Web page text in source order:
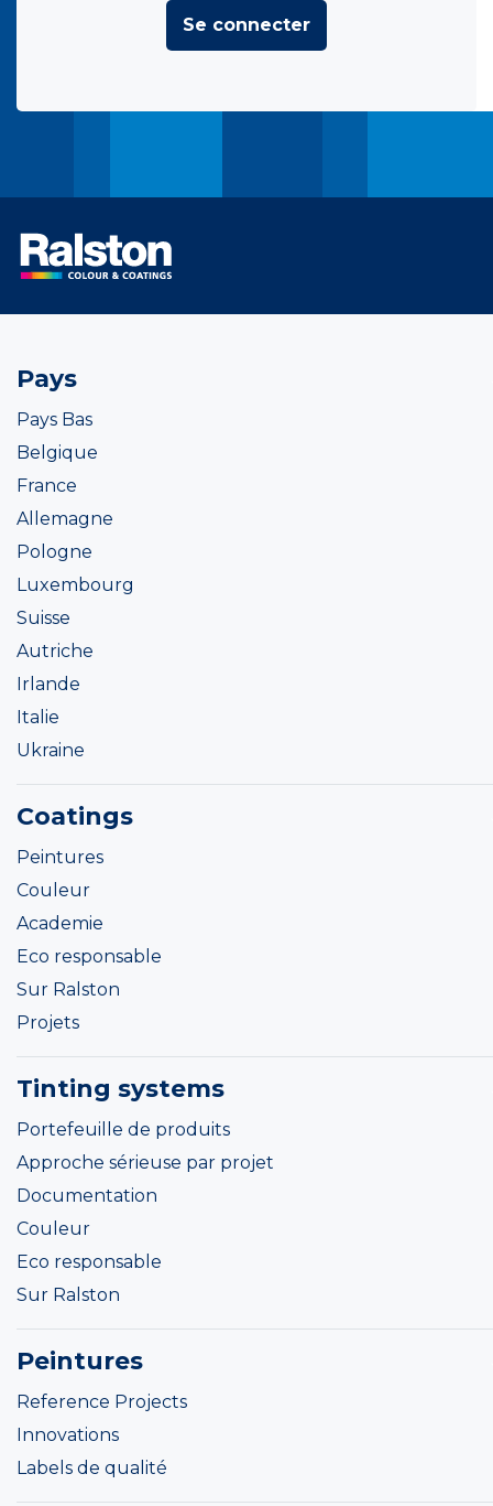
Se connecter
Pays
Pays Bas
Belgique
France
Allemagne
Pologne
Luxembourg
Suisse
Autriche
Irlande
Italie
Ukraine
Coatings
Peintures
Couleur
Academie
Eco responsable
Sur Ralston
Projets
Tinting systems
Portefeuille de produits
Approche sérieuse par projet
Documentation
Couleur
Eco responsable
Sur Ralston
Peintures
Reference Projects
Innovations
Labels de qualité